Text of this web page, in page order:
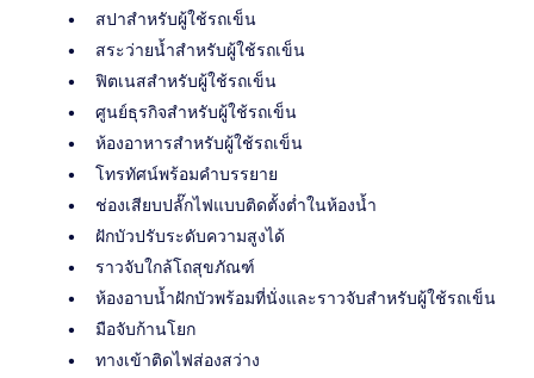
สปาสำหรับผู้ใช้รถเข็น
สระว่ายน้ำสำหรับผู้ใช้รถเข็น
ฟิตเนสสำหรับผู้ใช้รถเข็น
ศูนย์ธุรกิจสำหรับผู้ใช้รถเข็น
ห้องอาหารสำหรับผู้ใช้รถเข็น
โทรทัศน์พร้อมคำบรรยาย
ช่องเสียบปลั๊กไฟแบบติดตั้งต่ำในห้องน้ำ
ฝักบัวปรับระดับความสูงได้
ราวจับใกล้โถสุขภัณฑ์
ห้องอาบน้ำฝักบัวพร้อมที่นั่งและราวจับสำหรับผู้ใช้รถเข็น
มือจับก้านโยก
ทางเข้าติดไฟส่องสว่าง